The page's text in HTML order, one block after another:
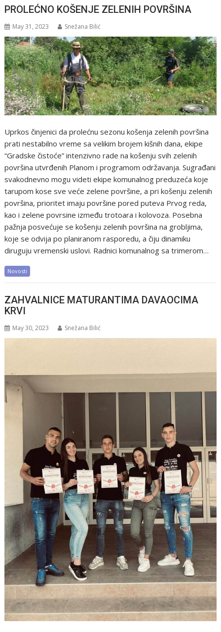
PROLEĆNO KOŠENJE ZELENIH POVRŠINA
May 31, 2023 Snežana Bilić
Uprkos činjenici da prolećnu sezonu košenja zelenih površina
prati nestabilno vreme sa velikim brojem kišnih dana, ekipe
“Gradske čistoće” intenzivno rade na košenju svih zelenih
površina utvrđenih Planom i programom održavanja. Sugrađani
svakodnevno mogu videti ekipe komunalnog preduzeća koje
tarupom kose sve veće zelene površine, a pri košenju zelenih
površina, prioritet imaju površine pored puteva Prvog reda,
kao i zelene povrsine između trotoara i kolovoza. Posebna
pažnja posvećuje se košenju zelenih površina na grobljima,
koje se odvija po planiranom rasporedu, a čiju dinamiku
diruguju vremenski uslovi. Radnici komunalnog sa trimerom…
Novosti
ZAHVALNICE MATURANTIMA DAVAOCIMA
KRVI
May 30, 2023 Snežana Bilić